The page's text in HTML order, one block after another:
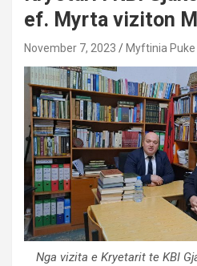
ef. Myrta viziton
November 7, 2023 Myftinia Puke
Nga vizita e Kryetarit te KBI